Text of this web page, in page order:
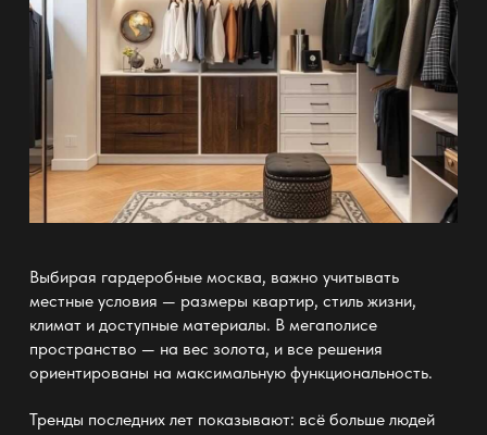
Выбирая гардеробные москва, важно учитывать
местные условия — размеры квартир, стиль жизни,
климат и доступные материалы. В мегаполисе
пространство — на вес золота, и все решения
ориентированы на максимальную функциональность.
Тренды последних лет показывают: всё больше людей